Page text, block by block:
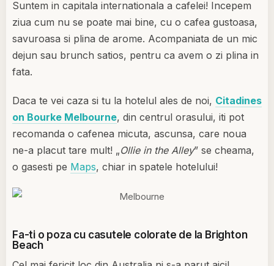
Suntem in capitala internationala a cafelei! Incepem
ziua cum nu se poate mai bine, cu o cafea gustoasa,
savuroasa si plina de arome. Acompaniata de un mic
dejun sau brunch satios, pentru ca avem o zi plina in
fata.
Daca te vei caza si tu la hotelul ales de noi, Citadines
on Bourke Melbourne, din centrul orasului, iti pot
recomanda o cafenea micuta, ascunsa, care noua
ne-a placut tare mult! „Ollie in the Alley” se cheama,
o gasesti pe Maps, chiar in spatele hotelului!
Fa-ti o poza cu casutele colorate de la Brighton
Beach